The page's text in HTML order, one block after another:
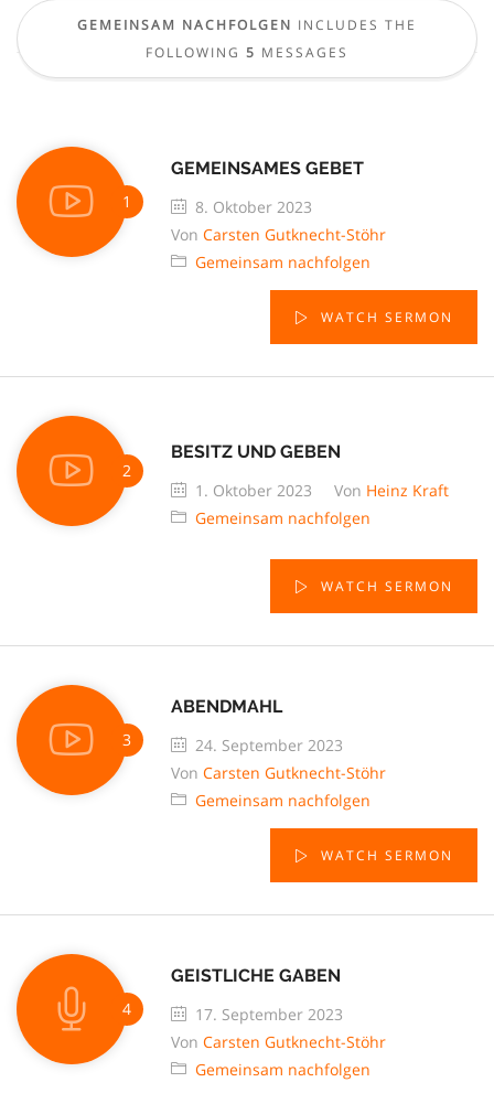
GEMEINSAM NACHFOLGEN INCLUDES THE
FOLLOWING 5 MESSAGES
GEMEINSAMES GEBET
8. Oktober 2023
Von Carsten Gutknecht-Stöhr
Gemeinsam nachfolgen
WATCH SERMON
BESITZ UND GEBEN
1. Oktober 2023
Von Heinz Kraft
Gemeinsam nachfolgen
WATCH SERMON
ABENDMAHL
24. September 2023
Von Carsten Gutknecht-Stöhr
Gemeinsam nachfolgen
WATCH SERMON
GEISTLICHE GABEN
17. September 2023
Von Carsten Gutknecht-Stöhr
Gemeinsam nachfolgen